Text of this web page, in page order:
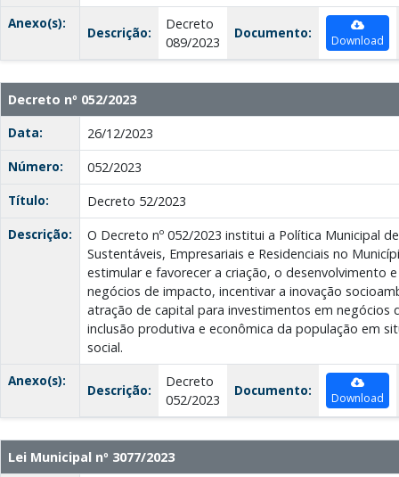
Anexo(s):
Descrição:
Decreto
089/2023
Documento: Download
Decreto nº 052/2023
Data:
26/12/2023
Número:
052/2023
Título:
Decreto 52/2023
Descrição:
O Decreto nº 052/2023 institui a Política Municipal
Sustentáveis, Empresariais e Residenciais no
estimular e favorecer a criação, o desenvolvimento
negócios de impacto, incentivar a inovação
atração de capital para investimentos em negócios
inclusão produtiva e econômica da população em
social.
Anexo(s):
Descrição:
Decreto
052/2023
Documento: Download
Lei Municipal nº 3077/2023